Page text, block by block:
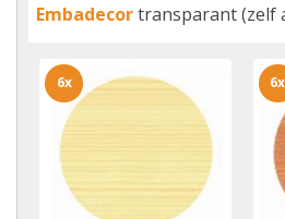
Embadecortransparant (zelf
6x 6x